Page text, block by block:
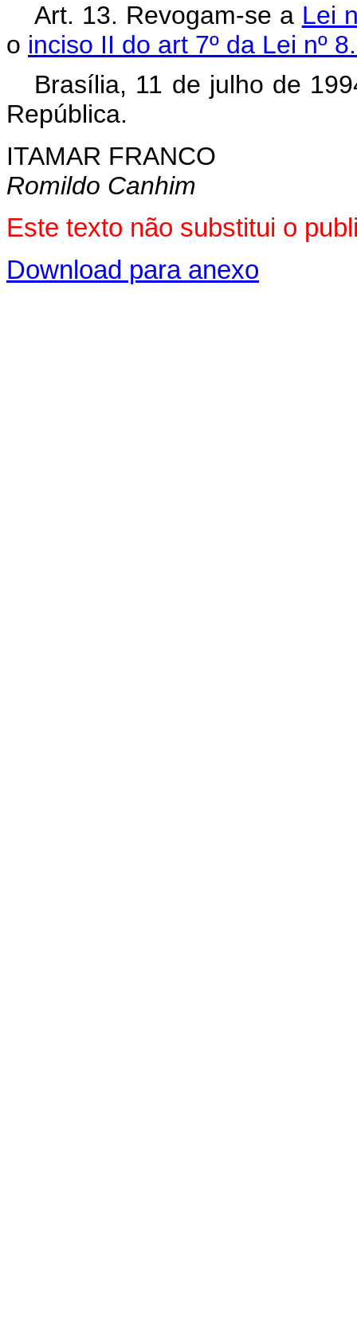
Art. 13. Revogam-se a Lei
o inciso II do art 7º da Lei nº
Brasília, 11 de julho de
República.
ITAMAR FRANCO
Romildo Canhim
Este texto não substitui o
Download para anexo